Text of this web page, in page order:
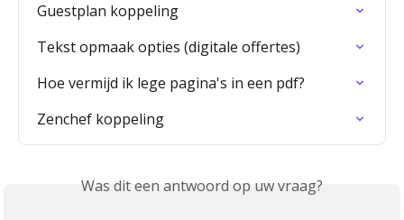
Guestplan koppeling
Tekst opmaak opties (digitale offertes)
Hoe vermijd ik lege pagina's in een pdf?
Zenchef koppeling
Was dit een antwoord op uw vraag?